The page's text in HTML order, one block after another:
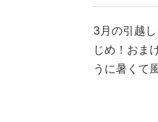
3月の引越
じめ！おま
うに暑くて